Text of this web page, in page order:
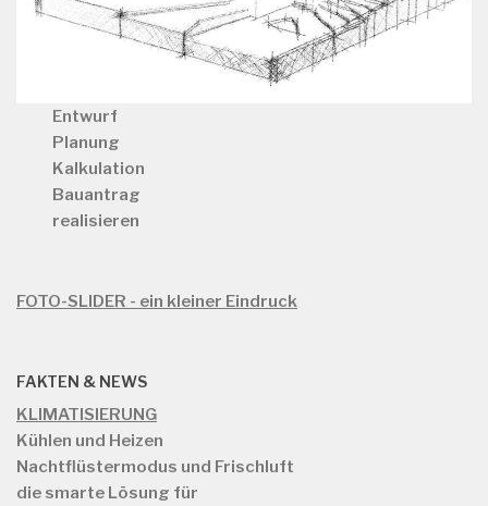
Entwurf
Planung
Kalkulation
Bauantrag
realisieren
FOTO-SLIDER - ein kleiner Eindruck
FAKTEN & NEWS
KLIMATISIERUNG
Kühlen und Heizen
Nachtflüstermodus und Frischluft
die smarte Lösung für